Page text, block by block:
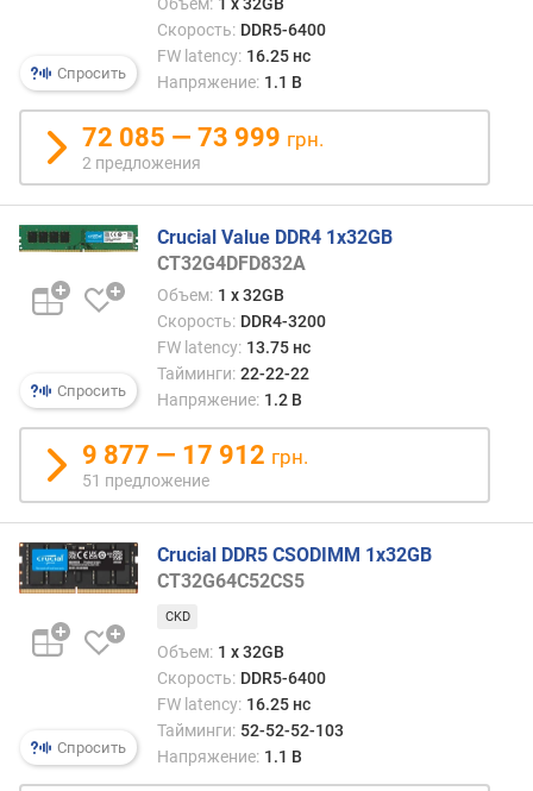
т
н
о
с
т
ь
F
r
s
o
r
L
e
n
c
(
р
EXPO
Спросить
Скорость: DDR5-6400
FW latency: 16.25 нс
Напряжение: 1.1 В
72 085 — 73 999 грн.
2 предложения
Спросить
Crucial Value DDR4 1x32GB
CT32G4DFD832A
Объем: 1 x 32GB
Скорость: DDR4-3200
FW latency: 13.75 нс
Тайминги: 22-22-22
Напряжение: 1.2 В
9 877 — 17 912 грн.
51 предложение
Спросить
Crucial DDR5 CSODIMM 1x32GB
CT32G64C52CS5
CKD
Объем: 1 x 32GB
Скорость: DDR5-6400
FW latency: 16.25 нс
Тайминги: 52-52-52-103
Напряжение: 1.1 В